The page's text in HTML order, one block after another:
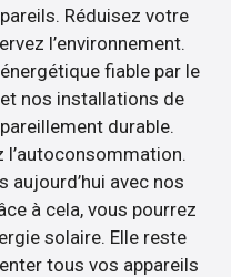
Réduisez votre
l’environnement.
fiable par le
nos installations de
durable.
l’autoconsommation.
aujourd’hui avec nos
à cela, vous pourrez
solaire. Elle reste
tous vos appareils